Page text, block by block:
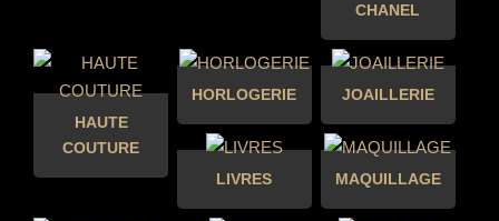
CHANEL
HAUTE
COUTURE
HORLOGERIE JOAILLERIE
LIVRES MAQUILLAGE